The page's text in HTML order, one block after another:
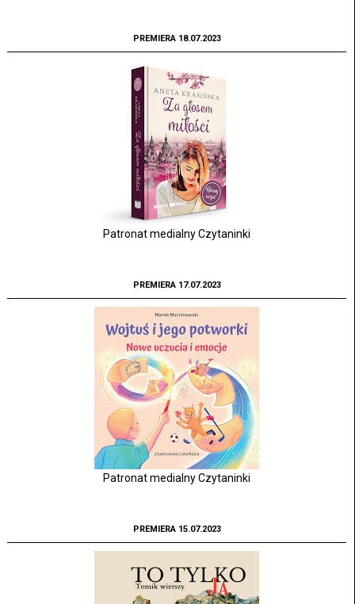
PREMIERA 18.07.2023
Patronat medialny Czytaninki
PREMIERA 17.07.2023
Patronat medialny Czytaninki
PREMIERA 15.07.2023